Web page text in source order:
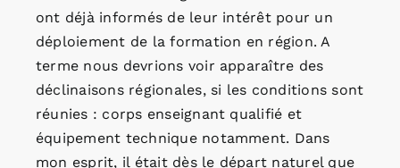
ont déjà informés de leur intérêt pour un
déploiement de la formation en région. A
terme nous devrions voir apparaître des
déclinaisons régionales, si les conditions sont
réunies : corps enseignant qualifié et
équipement technique notamment. Dans
mon esprit, il était dès le départ naturel que